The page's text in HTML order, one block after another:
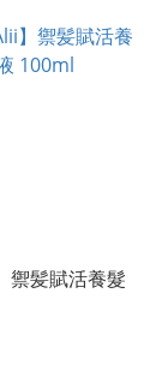
禦髪賦活養髮